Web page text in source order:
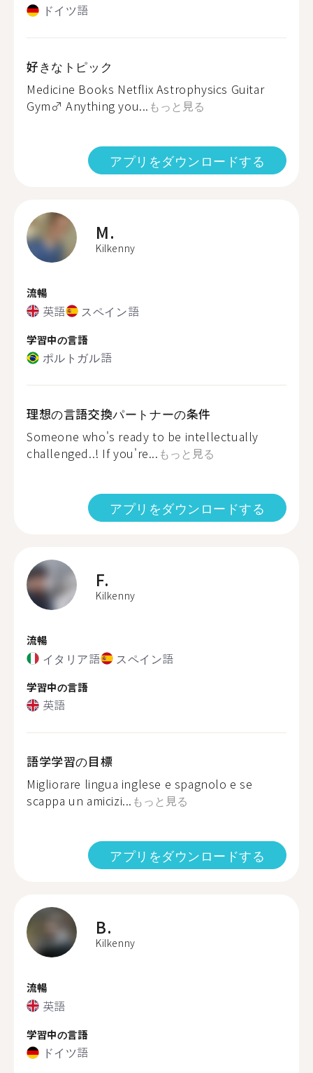
ドイツ語
好きなトピック
Medicine Books Netflix Astrophysics Guitar
Gym‍♂️ Anything you... もっと見る
アプリをダウンロードする
M.
Kilkenny
流暢
英語 スペイン語
学習中の言語
ポルトガル語
理想の言語交換パートナーの条件
Someone who's ready to be intellectually
challenged..! If you're... もっと見る
アプリをダウンロードする
F.
Kilkenny
流暢
イタリア語 スペイン語
学習中の言語
英語
語学学習の目標
Migliorare lingua inglese e spagnolo e se
scappa un amicizi... もっと見る
アプリをダウンロードする
B.
Kilkenny
流暢
英語
学習中の言語
ドイツ語